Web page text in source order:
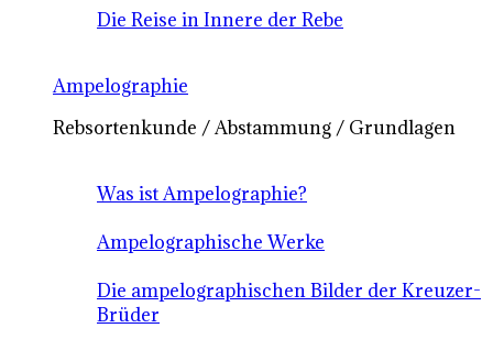
Die Reise in Innere der Rebe
Ampelographie
Rebsortenkunde / Abstammung / Grundlagen
Was ist Ampelographie?
Ampelographische Werke
Die ampelographischen Bilder der Kreuzer-
Brüder